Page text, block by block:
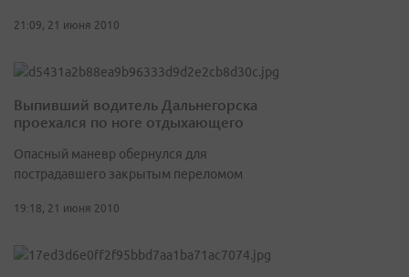
21:09, 21 июня 2010
Выпивший водитель Дальнегорска
проехался по ноге отдыхающего
Опасный маневр обернулся для
пострадавшего закрытым переломом
19:18, 21 июня 2010